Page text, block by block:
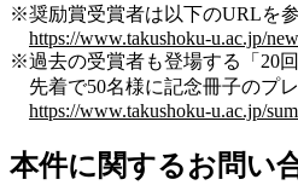
※奨励賞受賞者は以下のURLを参
https://www.takushoku-u.ac.jp/
※過去の受賞者も登場する「20
先着で50名様に記念冊子のプ
https://www.takushoku-u.ac.jp/
本件に関するお問い